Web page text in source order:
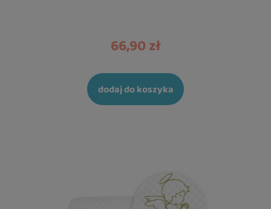
66,90 zł
dodaj do koszyka